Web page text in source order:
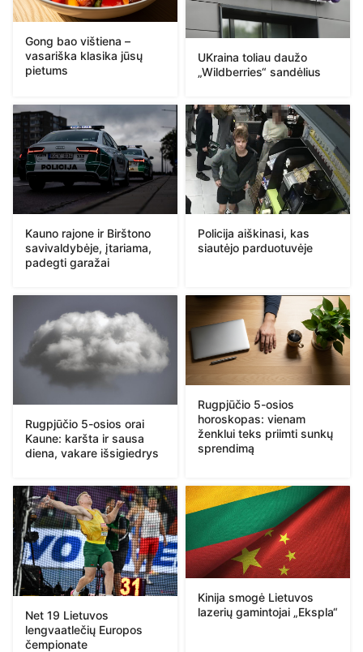
Gong bao vištiena –
vasariška klasika jūsų
pietums
UKraina toliau daužo
„Wildberries“ sandėlius
Kauno rajone ir Birštono
savivaldybėje, įtariama,
padegti garažai
Policija aiškinasi, kas
siautėjo parduotuvėje
Rugpjūčio 5-osios orai
Kaune: karšta ir sausa
diena, vakare išsigiedrys
Rugpjūčio 5-osios
horoskopas: vienam
ženklui teks priimti sunkų
sprendimą
Net 19 Lietuvos
lengvaatlečių Europos
čempionate
Kinija smogė Lietuvos
lazerių gamintojai „Ekspla“